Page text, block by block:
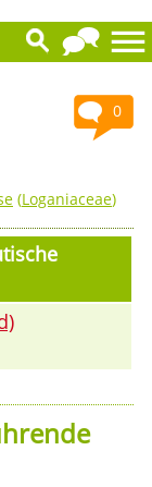
0
(Loganiaceae)